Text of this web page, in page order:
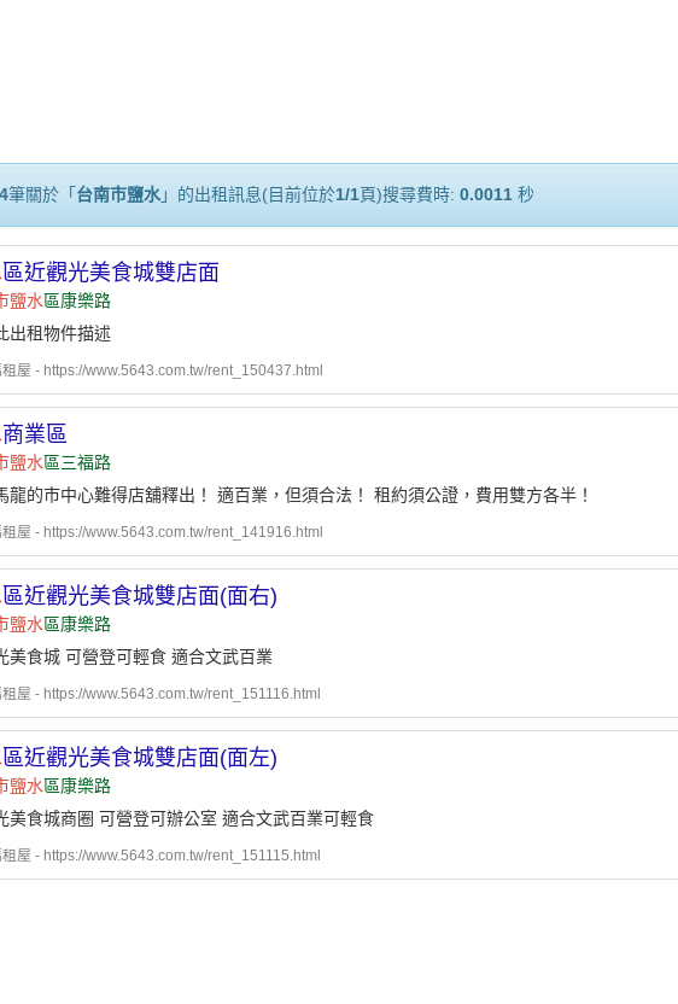
4筆關於「 台南市鹽水」的出租訊息(目前位於1/1頁)搜尋費時: 0.0011 秒
區近觀光美食城雙店面
鹽水區康樂路
出租物件描述
屋 - https://www.5643.com.tw/rent_150437.html
商業區
鹽水區三福路
龍的市中心難得店舖釋出！ 適百業，但須合法！ 租約須公證，費用雙方各半！
屋 - https://www.5643.com.tw/rent_141916.html
區近觀光美食城雙店面(面右)
鹽水區康樂路
美食城 可營登可輕食 適合文武百業
屋 - https://www.5643.com.tw/rent_151116.html
區近觀光美食城雙店面(面左)
鹽水區康樂路
美食城商圈 可營登可辦公室 適合文武百業可輕食
屋 - https://www.5643.com.tw/rent_151115.html